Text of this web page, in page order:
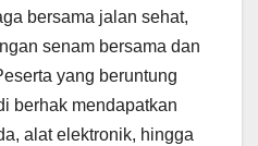
bersama jalan sehat,
senam bersama dan
yang beruntung
berhak mendapatkan
alat elektronik, hingga